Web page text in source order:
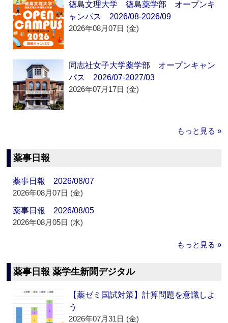
徳島文理大学 徳島薬学部 オープンキ
ャンパス 2026/08-2026/09
2026年08月07日 (金)
同志社女子大学薬学部 オープンキャン
パス 2026/07-2027/03
2026年07月17日 (金)
もっと見る »
薬事日報
薬事日報 2026/08/07
2026年08月07日 (金)
薬事日報 2026/08/05
2026年08月05日 (水)
もっと見る »
薬事日報 薬学生新聞デジタル
【薬ゼミ国試対策】計算問題を意識しよ
う
2026年07月31日 (金)